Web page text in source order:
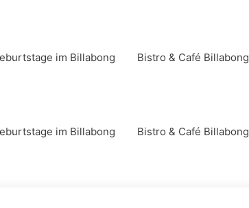
im Billabong Bistro & Café Billabong
im Billabong Bistro & Café Billabong